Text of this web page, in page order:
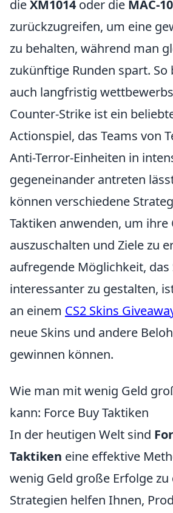
dieXM1014 oder die MAC-10
zurückzugreifen, um eine
zu behalten, während man
zukünftige Runden spart. So
auch langfristig
Counter-Strike ist ein
Actionspiel, das Teams von
Anti-Terror-Einheiten in
gegeneinander antreten
können verschiedene
Taktiken anwenden, um ihre
auszuschalten und Ziele zu
aufregende Möglichkeit, das
interessanter zu gestalten,
an einem CS2 Skins
neue Skins und andere
gewinnen können.
Wie man mit wenig Geld
kann: Force Buy Taktiken
In der heutigen Welt sind
Taktiken eine effektive
wenig Geld große Erfolge zu
Strategien helfen Ihnen,